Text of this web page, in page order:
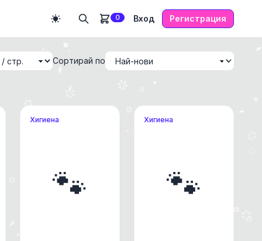
0 Вход Регистрация
Сортирай по
Хигиена
🐾
Хигиена
🐾